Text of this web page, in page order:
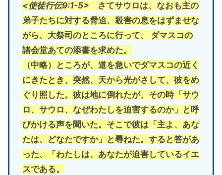
<使徒行伝9:1-5> さてサウロは、なおも主の
弟子たちに対する脅迫、殺害の息をはずませな
がら、大祭司のところに行って、 ダマスコの
諸会堂あての添書を求めた。
（中略）ところが、道を急いでダマスコの近く
にきたとき、突然、天から光がさして、彼をめ
ぐり照した。彼は地に倒れたが、その時「サウ
ロ、サウロ、なぜわたしを迫害するのか」と呼
びかける声を聞いた。そこで彼は「主よ、あな
たは、どなたですか」と尋ねた。すると答があ
った、「わたしは、あなたが迫害しているイエ
スである。